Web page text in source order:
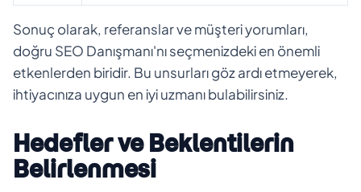
Sonuç olarak, referanslar ve müşteri yorumları,
doğru SEO Danışmanı'nı seçmenizdeki en önemli
etkenlerden biridir. Bu unsurları göz ardı etmeyerek,
ihtiyacınıza uygun en iyi uzmanı bulabilirsiniz.
Hedefler ve Beklentilerin
Belirlenmesi